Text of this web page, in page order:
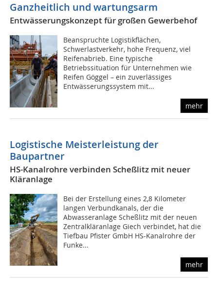
Ganzheitlich und wartungsarm
Entwässerungskonzept für großen Gewerbehof
Beanspruchte Logistikflächen,
Schwerlastverkehr, hohe Frequenz, viel
Reifenabrieb. Eine typische
Betriebssituation für Unternehmen wie
Reifen Göggel – ein zuverlässiges
Entwässerungssystem mit...
mehr
Logistische Meisterleistung der
Baupartner
HS-Kanalrohre verbinden Scheßlitz mit neuer
Kläranlage
Bei der Erstellung eines 2,8 Kilometer
langen Verbundkanals, der die
Abwasseranlage Scheßlitz mit der neuen
Zentralkläranlage Giech verbindet, hat die
Tiefbau Pfister GmbH HS-Kanalrohre der
Funke...
mehr